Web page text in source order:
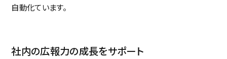
自動化ています。
社内の広報力の成長をサポート